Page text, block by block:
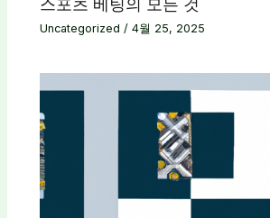
Uncategorized /4월 25, 2025